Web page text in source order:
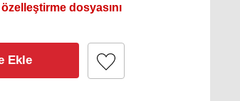
dosyasını
Ekle